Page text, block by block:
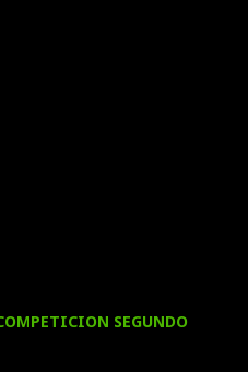
SEGUNDO